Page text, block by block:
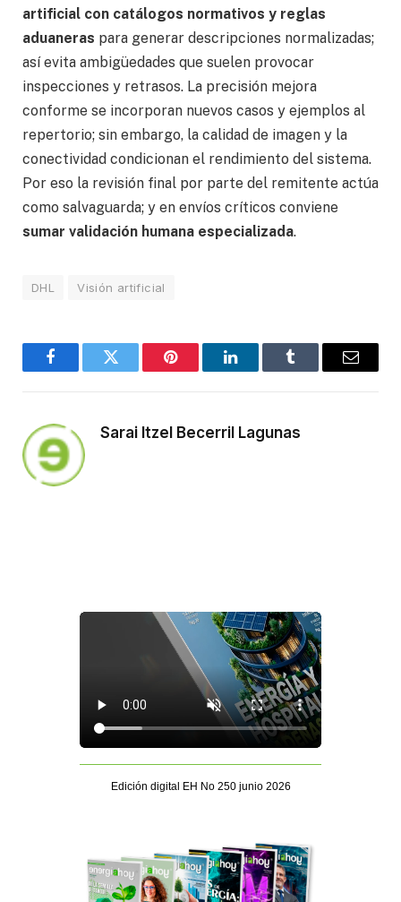
artificial con catálogos normativos y reglas
aduaneras para generar descripciones normalizadas;
así evita ambigüedades que suelen provocar
inspecciones y retrasos. La precisión mejora
conforme se incorporan nuevos casos y ejemplos al
repertorio; sin embargo, la calidad de imagen y la
conectividad condicionan el rendimiento del sistema.
Por eso la revisión final por parte del remitente actúa
como salvaguarda; y en envíos críticos conviene
sumar validación humana especializada.
DHL Visión artificial
FacebookTwitter Pinterest LinkedInTumblr Email
Sarai Itzel Becerril Lagunas
Edición digital EH No 250 junio 2026